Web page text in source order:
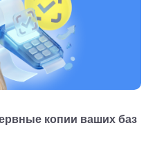
копии ваших баз